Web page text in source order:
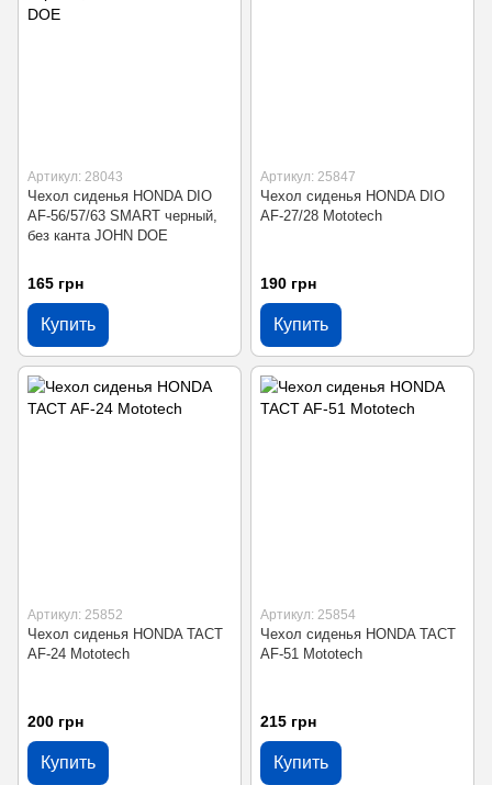
Артикул: 28043
Чехол сиденья HONDA DIO
AF-56/57/63 SMART черный,
без канта JOHN DOE
165 грн
Купить
Артикул: 25847
Чехол сиденья HONDA DIO
AF-27/28 Mototech
190 грн
Купить
Артикул: 25852
Чехол сиденья HONDA TACT
AF-24 Mototech
200 грн
Купить
Артикул: 25854
Чехол сиденья HONDA TACT
AF-51 Mototech
215 грн
Купить